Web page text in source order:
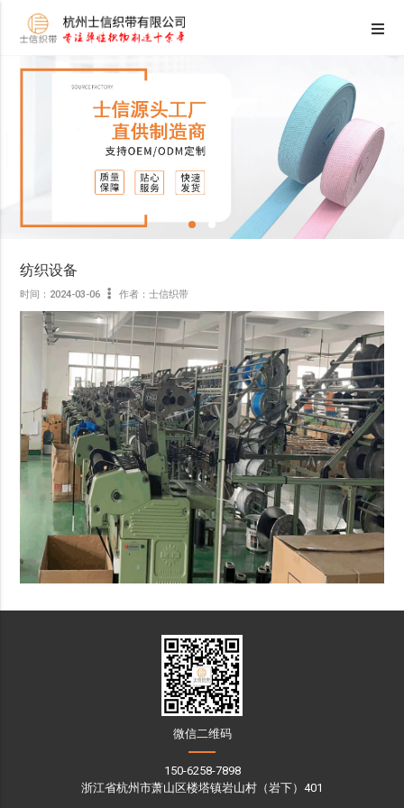
纺织设备
时间：2024-03-06 作者：士信织带
微信二维码
150-6258-7898
浙江省杭州市萧山区楼塔镇岩山村（岩下）401